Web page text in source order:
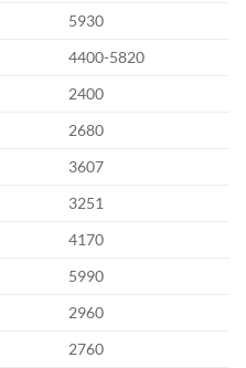
5930
4400-5820
2400
2680
3607
3251
4170
5990
2960
2760